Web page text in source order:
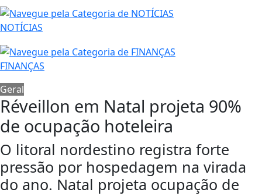
NOTÍCIAS
FINANÇAS
Geral
Réveillon em Natal projeta 90%
de ocupação hoteleira
O litoral nordestino registra forte
pressão por hospedagem na virada
do ano. Natal projeta ocupação de